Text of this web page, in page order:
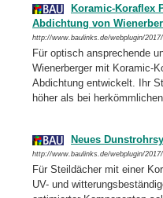
Koramic-Koraflex
Abdichtung von
http://www.baulinks.de/webplugin/
Für optisch ansprechende
Wienerberger mit Koramic-
Abdichtung entwickelt. Ihr
höher als bei
Neues
http://www.baulinks.de/webplugin/
Für Steildächer mit einer
UV- und